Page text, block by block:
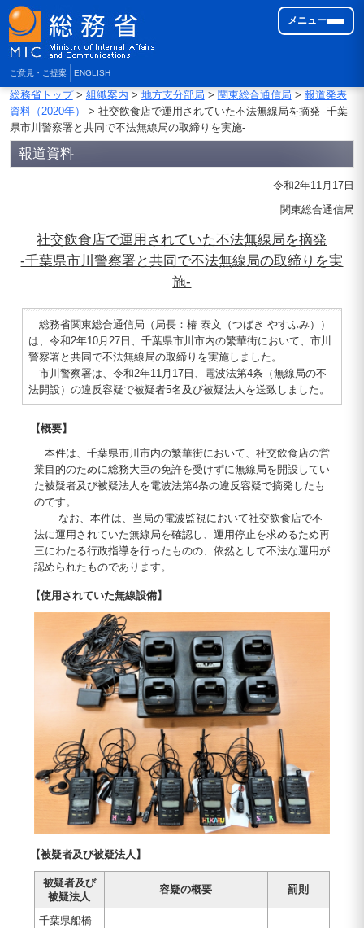
ご意見・ご提案 ENGLISH
メニュー
総務省トップ> 組織案内 > 地方支分部局 > 関東総合通信局 > 報道発表
資料（2020年）
> 社交飲食店で運用されていた不法無線局を摘発 -千葉
県市川警察署と共同で不法無線局の取締りを実施-
報道資料
令和2年11月17日
関東総合通信局
社交飲食店で運用されていた不法無線局を摘発
-千葉県市川警察署と共同で不法無線局の取締りを実
施-
総務省関東総合通信局（局長：椿 泰文（つばき やすふみ））
は、令和2年10月27日、千葉県市川市内の繁華街において、市川
警察署と共同で不法無線局の取締りを実施しました。
市川警察署は、令和2年11月17日、電波法第4条（無線局の不
法開設）の違反容疑で被疑者5名及び被疑法人を送致しました。
【概要】
本件は、千葉県市川市内の繁華街において、社交飲食店の営
業目的のために総務大臣の免許を受けずに無線局を開設してい
た被疑者及び被疑法人を電波法第4条の違反容疑で摘発したも
のです。
なお、本件は、当局の電波監視において社交飲食店で不
法に運用されていた無線局を確認し、運用停止を求めるため再
三にわたる行政指導を行ったものの、依然として不法な運用が
認められたものであります。
【使用されていた無線設備】
【被疑者及び被疑法人】
被疑者及び
被疑法人
容疑の概要 罰則
千葉県船橋